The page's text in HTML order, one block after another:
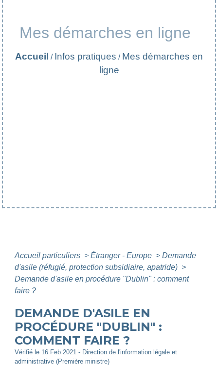
Mes démarches en ligne
Accueil / Infos pratiques / Mes démarches en
ligne
Accueil particuliers > Étranger - Europe > Demande
d'asile (réfugié, protection subsidiaire, apatride) >
Demande d'asile en procédure "Dublin" : comment
faire ?
DEMANDE D'ASILE EN
PROCÉDURE "DUBLIN" :
COMMENT FAIRE ?
Vérifié le 16 Feb 2021 - Direction de l'information légale et
administrative (Première ministre)